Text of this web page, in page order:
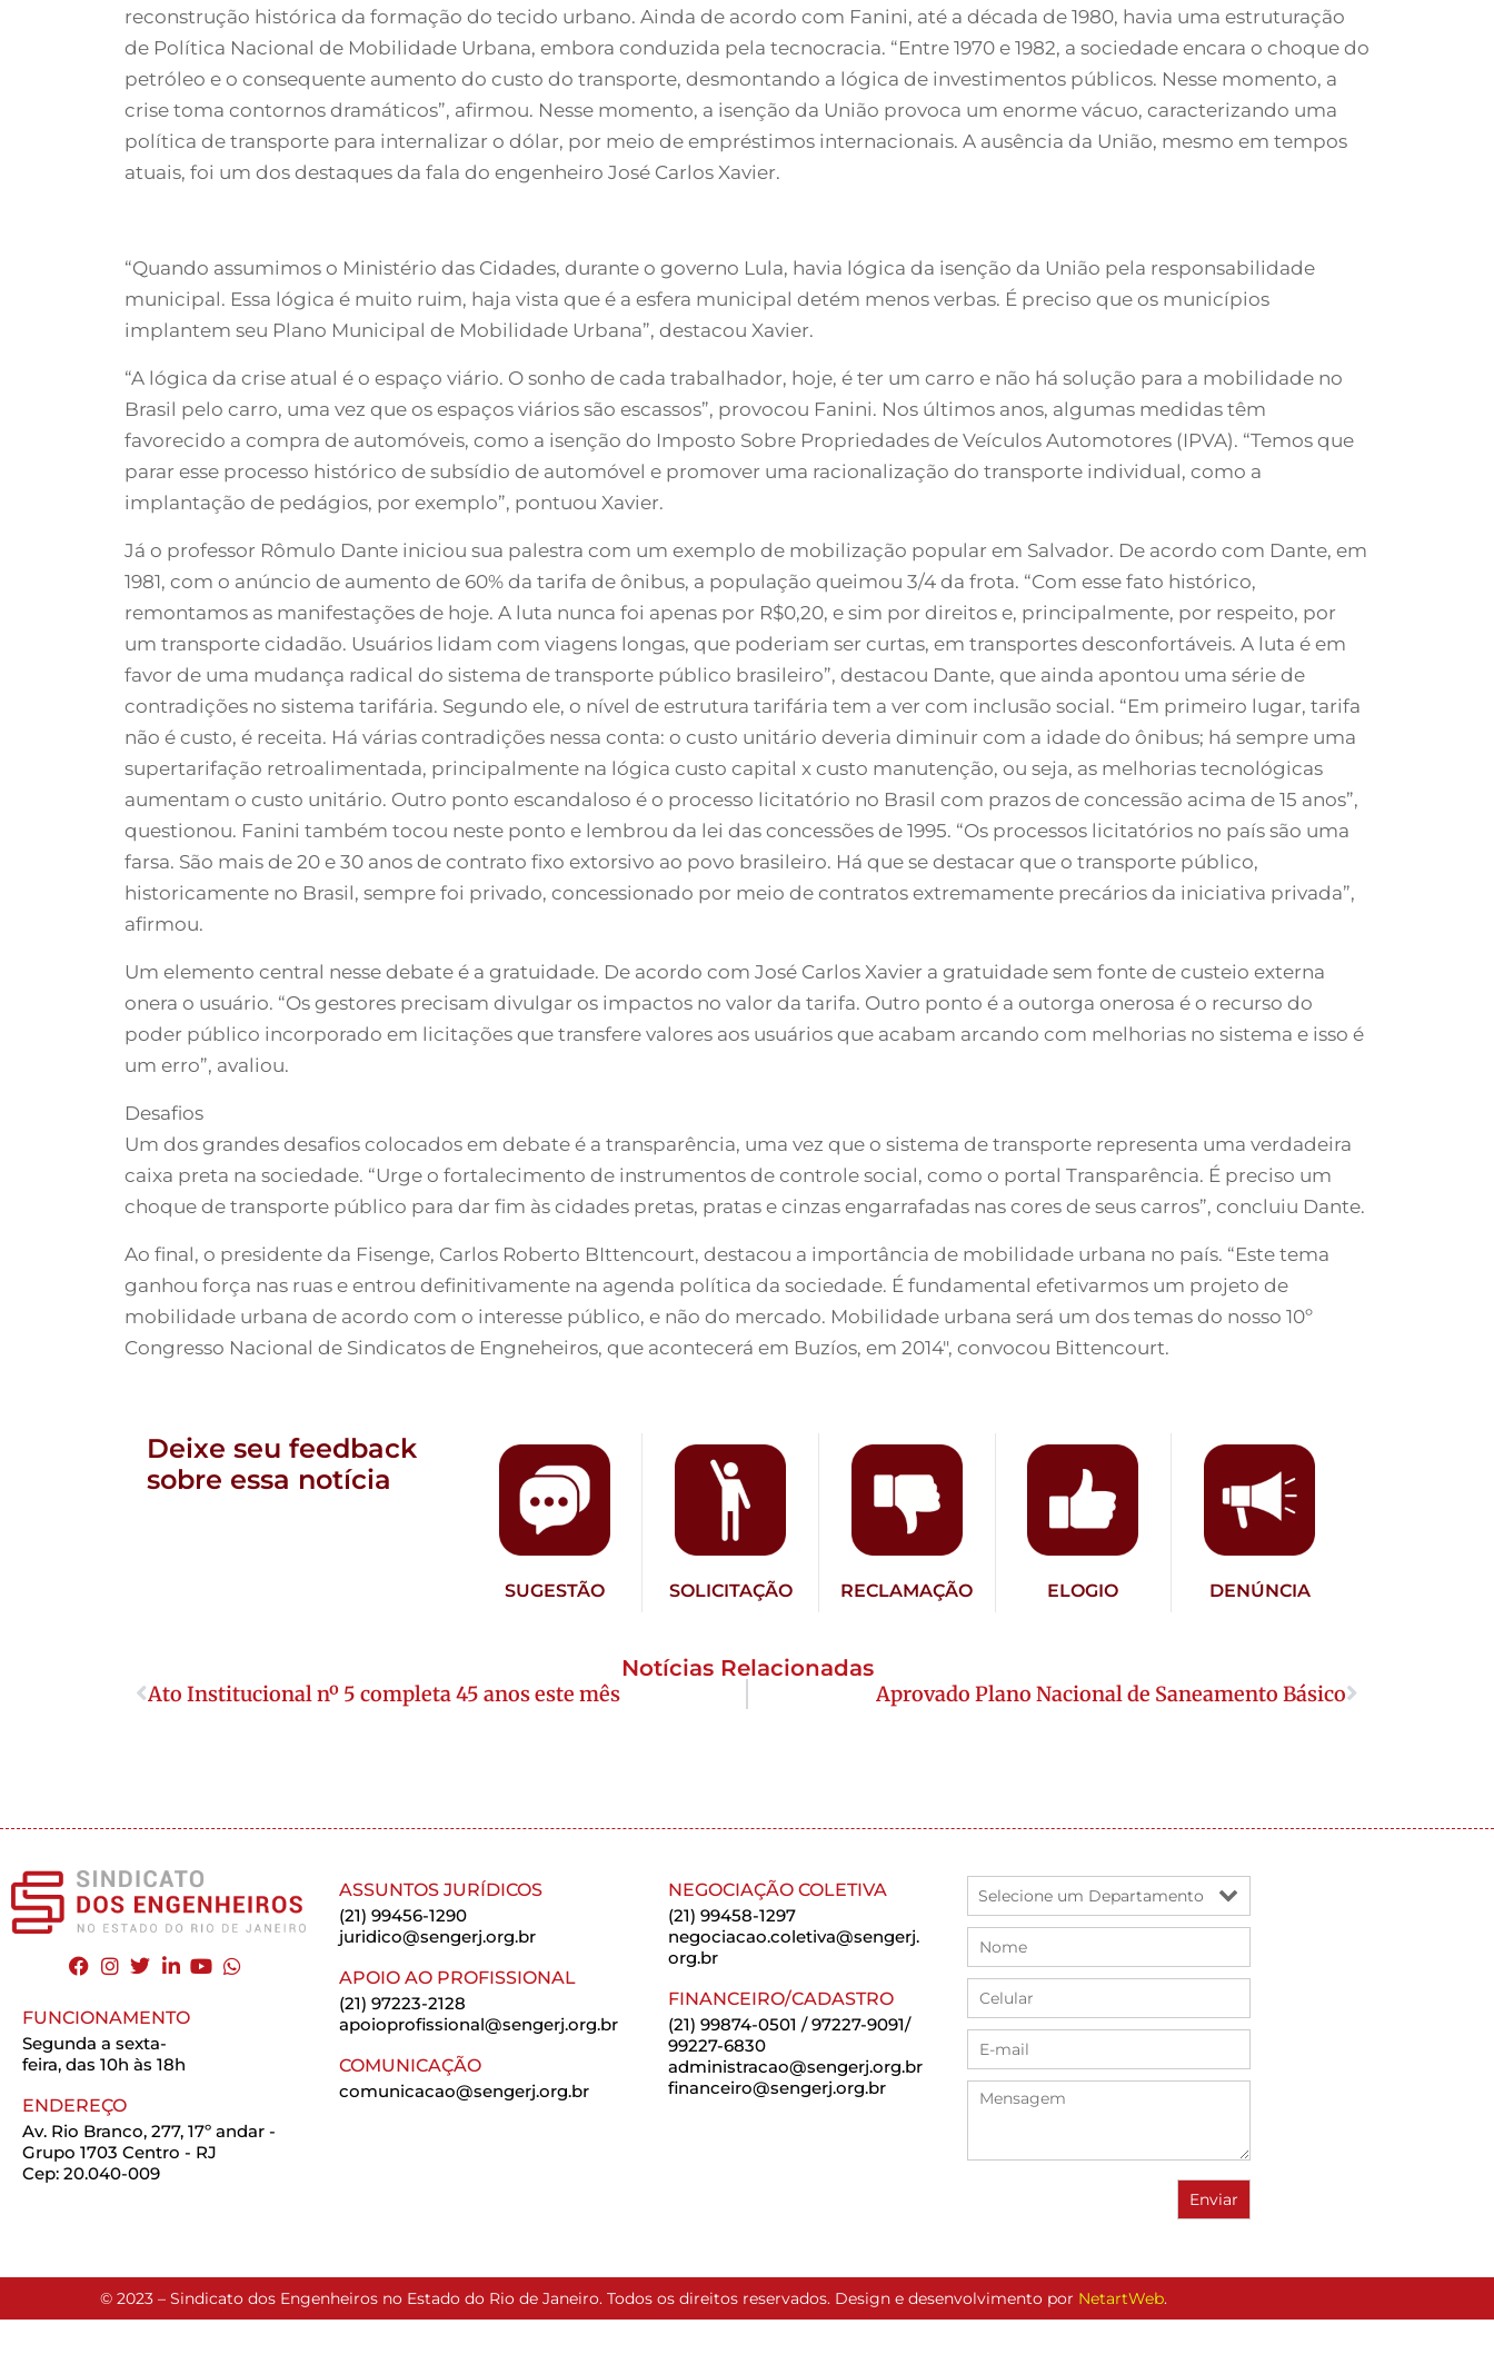
reconstrução histórica da formação do tecido urbano. Ainda de acordo com Fanini, até a década de 1980, havia uma estruturação
de Política Nacional de Mobilidade Urbana, embora conduzida pela tecnocracia. “Entre 1970 e 1982, a sociedade encara o choque do
petróleo e o consequente aumento do custo do transporte, desmontando a lógica de investimentos públicos. Nesse momento, a
crise toma contornos dramáticos”, afirmou. Nesse momento, a isenção da União provoca um enorme vácuo, caracterizando uma
política de transporte para internalizar o dólar, por meio de empréstimos internacionais. A ausência da União, mesmo em tempos
atuais, foi um dos destaques da fala do engenheiro José Carlos Xavier.
“Quando assumimos o Ministério das Cidades, durante o governo Lula, havia lógica da isenção da União pela responsabilidade
municipal. Essa lógica é muito ruim, haja vista que é a esfera municipal detém menos verbas. É preciso que os municípios
implantem seu Plano Municipal de Mobilidade Urbana”, destacou Xavier.
“A lógica da crise atual é o espaço viário. O sonho de cada trabalhador, hoje, é ter um carro e não há solução para a mobilidade no
Brasil pelo carro, uma vez que os espaços viários são escassos”, provocou Fanini. Nos últimos anos, algumas medidas têm
favorecido a compra de automóveis, como a isenção do Imposto Sobre Propriedades de Veículos Automotores (IPVA). “Temos que
parar esse processo histórico de subsídio de automóvel e promover uma racionalização do transporte individual, como a
implantação de pedágios, por exemplo”, pontuou Xavier.
Já o professor Rômulo Dante iniciou sua palestra com um exemplo de mobilização popular em Salvador. De acordo com Dante, em
1981, com o anúncio de aumento de 60% da tarifa de ônibus, a população queimou 3/4 da frota. “Com esse fato histórico,
remontamos as manifestações de hoje. A luta nunca foi apenas por R$0,20, e sim por direitos e, principalmente, por respeito, por
um transporte cidadão. Usuários lidam com viagens longas, que poderiam ser curtas, em transportes desconfortáveis. A luta é em
favor de uma mudança radical do sistema de transporte público brasileiro”, destacou Dante, que ainda apontou uma série de
contradições no sistema tarifária. Segundo ele, o nível de estrutura tarifária tem a ver com inclusão social. “Em primeiro lugar, tarifa
não é custo, é receita. Há várias contradições nessa conta: o custo unitário deveria diminuir com a idade do ônibus; há sempre uma
supertarifação retroalimentada, principalmente na lógica custo capital x custo manutenção, ou seja, as melhorias tecnológicas
aumentam o custo unitário. Outro ponto escandaloso é o processo licitatório no Brasil com prazos de concessão acima de 15 anos”,
questionou. Fanini também tocou neste ponto e lembrou da lei das concessões de 1995. “Os processos licitatórios no país são uma
farsa. São mais de 20 e 30 anos de contrato fixo extorsivo ao povo brasileiro. Há que se destacar que o transporte público,
historicamente no Brasil, sempre foi privado, concessionado por meio de contratos extremamente precários da iniciativa privada”,
afirmou.
Um elemento central nesse debate é a gratuidade. De acordo com José Carlos Xavier a gratuidade sem fonte de custeio externa
onera o usuário. “Os gestores precisam divulgar os impactos no valor da tarifa. Outro ponto é a outorga onerosa é o recurso do
poder público incorporado em licitações que transfere valores aos usuários que acabam arcando com melhorias no sistema e isso é
um erro”, avaliou.
Desafios
Um dos grandes desafios colocados em debate é a transparência, uma vez que o sistema de transporte representa uma verdadeira
caixa preta na sociedade. “Urge o fortalecimento de instrumentos de controle social, como o portal Transparência. É preciso um
choque de transporte público para dar fim às cidades pretas, pratas e cinzas engarrafadas nas cores de seus carros”, concluiu Dante.
Ao final, o presidente da Fisenge, Carlos Roberto BIttencourt, destacou a importância de mobilidade urbana no país. “Este tema
ganhou força nas ruas e entrou definitivamente na agenda política da sociedade. É fundamental efetivarmos um projeto de
mobilidade urbana de acordo com o interesse público, e não do mercado. Mobilidade urbana será um dos temas do nosso 10º
Congresso Nacional de Sindicatos de Engneheiros, que acontecerá em Buzíos, em 2014″, convocou Bittencourt.
Deixe seu feedback
sobre essa notícia
SUGESTÃO SOLICITAÇÃO RECLAMAÇÃO ELOGIO DENÚNCIA
Notícias Relacionadas
Ato Institucional nº 5 completa 45 anos este mês Aprovado Plano Nacional de Saneamento Básico
FUNCIONAMENTO
Segunda a sexta-
feira, das 10h às 18h
ENDEREÇO
Av. Rio Branco, 277, 17º andar -
Grupo 1703 Centro - RJ
Cep: 20.040-009
ASSUNTOS JURÍDICOS
(21) 99456-1290
juridico@sengerj.org.br
APOIO AO PROFISSIONAL
(21) 97223-2128
apoioprofissional@sengerj.org.br
COMUNICAÇÃO
comunicacao@sengerj.org.br
NEGOCIAÇÃO COLETIVA
(21) 99458-1297
negociacao.coletiva@sengerj.
org.br
FINANCEIRO/CADASTRO
(21) 99874-0501 / 97227-9091/
99227-6830
administracao@sengerj.org.br
financeiro@sengerj.org.br
© 2023 – Sindicato dos Engenheiros no Estado do Rio de Janeiro. Todos os direitos reservados. Design e desenvolvimento por NetartWeb.